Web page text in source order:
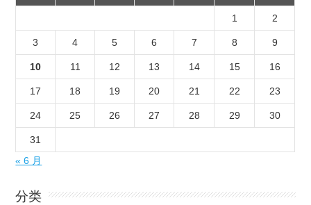
1 2
3 4 5 6 7 8 9
10 11 12 13 14 15 16
17 18 19 20 21 22 23
24 25 26 27 28 29 30
31
« 6 月
分类